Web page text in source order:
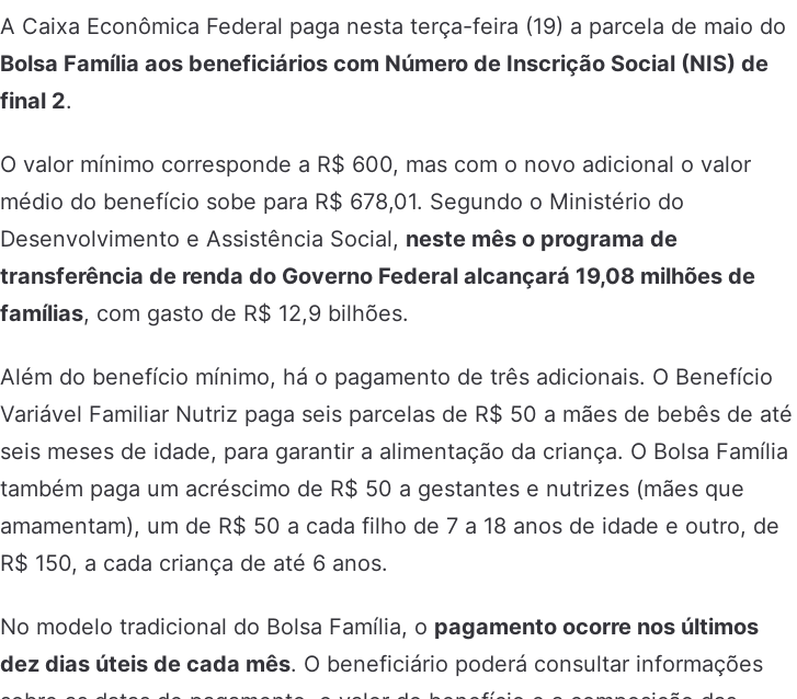
A Caixa Econômica Federal paga nesta terça-feira (19) a parcela de maio do
Bolsa Família aos beneficiários com Número de Inscrição Social (NIS) de
final 2.
O valor mínimo corresponde a R$ 600, mas com o novo adicional o valor
médio do benefício sobe para R$ 678,01. Segundo o Ministério do
Desenvolvimento e Assistência Social, neste mês o programa de
transferência de renda do Governo Federal alcançará 19,08 milhões de
famílias, com gasto de R$ 12,9 bilhões.
Além do benefício mínimo, há o pagamento de três adicionais. O Benefício
Variável Familiar Nutriz paga seis parcelas de R$ 50 a mães de bebês de até
seis meses de idade, para garantir a alimentação da criança. O Bolsa Família
também paga um acréscimo de R$ 50 a gestantes e nutrizes (mães que
amamentam), um de R$ 50 a cada filho de 7 a 18 anos de idade e outro, de
R$ 150, a cada criança de até 6 anos.
No modelo tradicional do Bolsa Família, o pagamento ocorre nos últimos
dez dias úteis de cada mês. O beneficiário poderá consultar informações